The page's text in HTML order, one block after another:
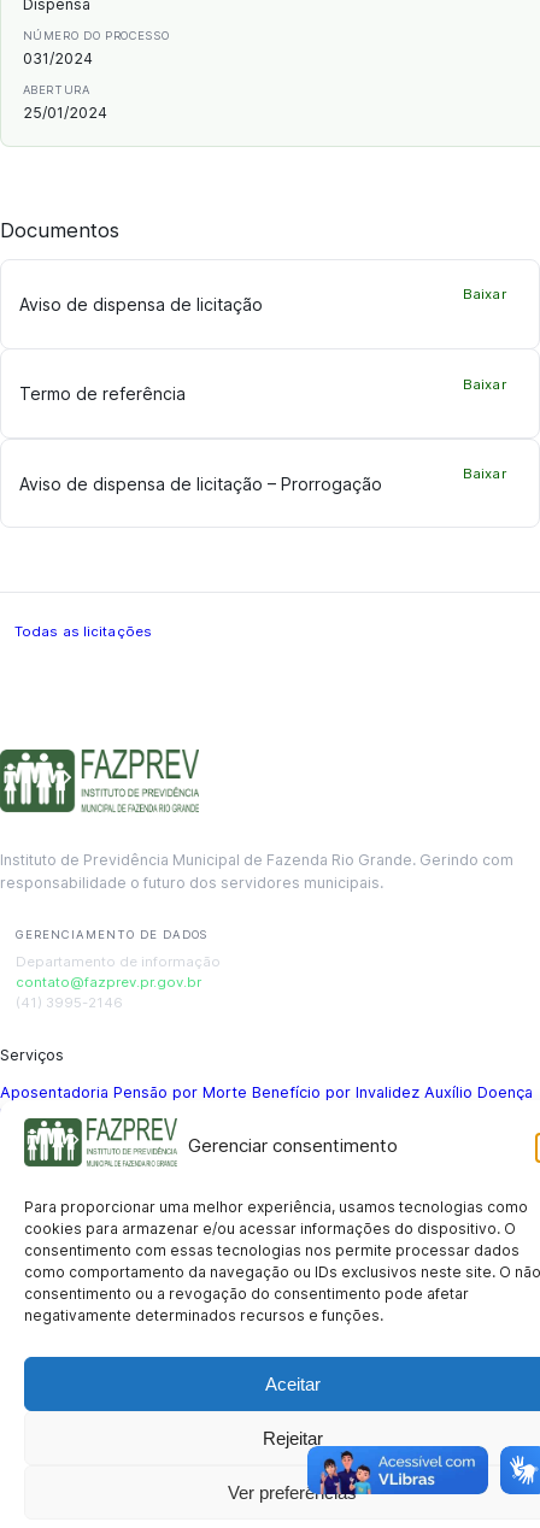
Gerenciar consentimento
Para proporcionar uma melhor experiência, usamos tecnologias como
cookies para armazenar e/ou acessar informações do dispositivo. O
consentimento com essas tecnologias nos permite processar dados
como comportamento da navegação ou IDs exclusivos neste site. O não
consentimento ou a revogação do consentimento pode afetar
negativamente determinados recursos e funções.
Aceitar
Rejeitar
Ver preferências
Dispensa
NÚMERO DO PROCESSO
031/2024
ABERTURA
25/01/2024
Documentos
Aviso de dispensa de licitação Baixar
Termo de referência Baixar
Aviso de dispensa de licitação – Prorrogação Baixar
Todas as licitações
Instituto de Previdência Municipal de Fazenda Rio Grande. Gerindo com
responsabilidade o futuro dos servidores municipais.
GERENCIAMENTO DE DADOS
Departamento de informação
contato@fazprev.pr.gov.br
(41) 3995-2146
Serviços
Aposentadoria Pensão por Morte Benefício por Invalidez Auxílio Doença
Holerite Online
Transparência
informação
Institucional
História Missão e Visão Notícias Concursos Fale Conosco Acessibilidade
Mapa do Site Política de Privacidade
© 2026 FAZPREV – Instituto de Previdência Municipal de Fazenda Rio
PrivacidadeTermos de UsoAcessibilidade